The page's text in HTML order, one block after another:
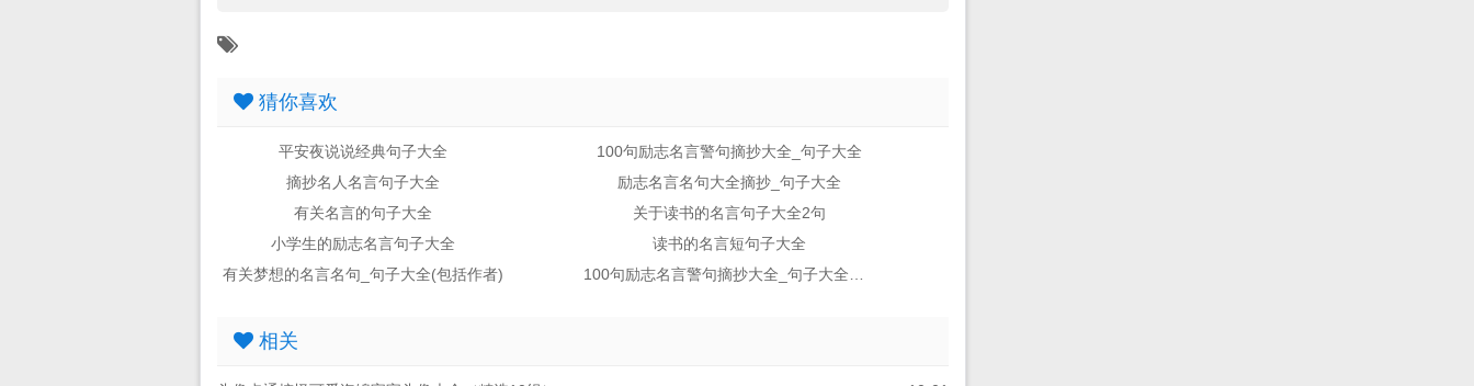
猜你喜欢
平安夜说说经典句子大全
100句励志名言警句摘抄大全_句子大全
摘抄名人名言句子大全
励志名言名句大全摘抄_句子大全
有关名言的句子大全
关于读书的名言句子大全2句
小学生的励志名言句子大全
读书的名言短句子大全
有关梦想的名言名句_句子大全(包括作者)
相关